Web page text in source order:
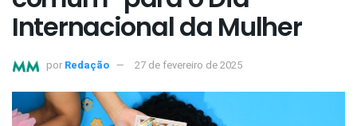
Internacional da Mulher
por Redação 27 de fevereiro de 2025